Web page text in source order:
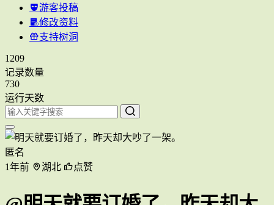
游客投稿
修改资料
支持树洞
1209
记录数量
730
运行天数
匿名
1年前
湖北 点赞